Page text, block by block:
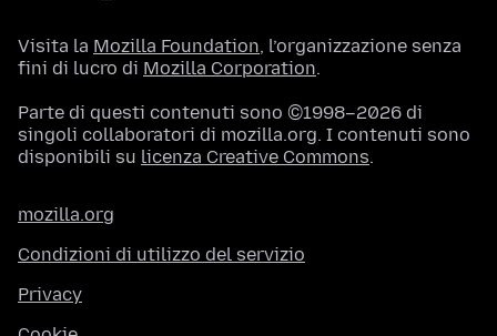
Visita la Mozilla Foundation, l’organizzazione senza
fini di lucro di Mozilla Corporation.
Parte di questi contenuti sono ©1998–2026 di
singoli collaboratori di mozilla.org. I contenuti sono
disponibili su licenza Creative Commons.
mozilla.org
Condizioni di utilizzo del servizio
Privacy